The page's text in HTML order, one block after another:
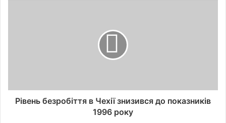
Рівень безробіття в Чехії знизився до показників
1996 року